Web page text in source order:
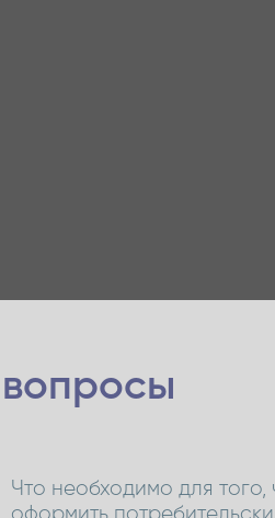
вопросы
Что необходимо для того,